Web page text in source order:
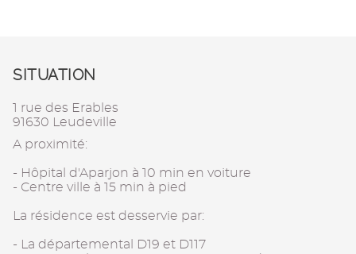
SITUATION
1 rue des Erables
91630 Leudeville
A proximité:
- Hôpital d'Aparjon à 10 min en voiture
- Centre ville à 15 min à pied
La résidence est desservie par:
- La départemental D19 et D117